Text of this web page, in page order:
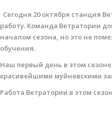
Сегодня 20 октября станция
работу. Команда Ветратории
началом сезона, но это не
обучения.
Наш первый день в этом
красивейшими муйневскими
Работа Ветратории в этом